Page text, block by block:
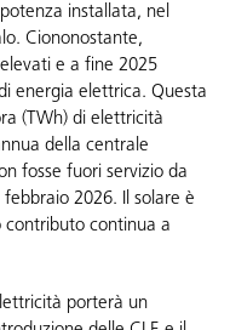
installata, nel
Ciononostante,
e a fine 2025
energia elettrica. Questa
(TWh) di elettricità
della centrale
fosse fuori servizio da
2026. Il solare è
contributo continua a
porterà un